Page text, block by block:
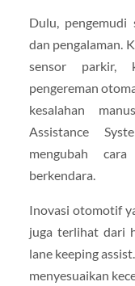
Dulu, pengemudi
dan pengalaman.
sensor parkir,
pengereman
kesalahan
Assistance
mengubah
berkendara.
Inovasi otomotif
juga terlihat dari
lane keeping
menyesuaikan